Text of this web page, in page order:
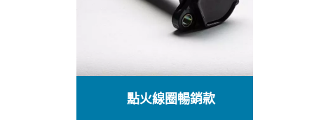
點火線圈暢銷款